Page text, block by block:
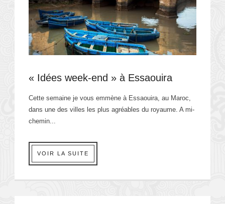
« Idées week-end » à Essaouira
Cette semaine je vous emmène à Essaouira, au Maroc,
dans une des villes les plus agréables du royaume. A mi-
chemin...
VOIR LA SUITE